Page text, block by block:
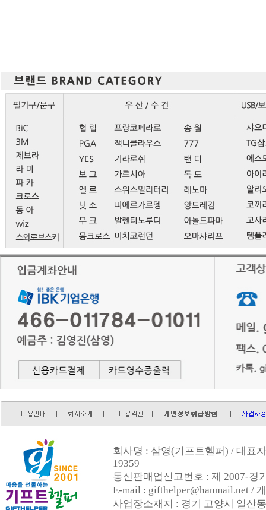
회사명 : 삼영(기프트헬퍼) / 대표
19359
통신판매업신고번호 : 제 2007-경
E-mail : gifthelper@hanmail.net /
사업장소재지 : 경기 고양시 일산